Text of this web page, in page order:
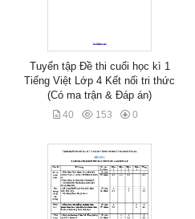
Tuyển tập Đề thi cuối học kì 1
Tiếng Việt Lớp 4 Kết nối tri thức
(Có ma trận & Đáp án)
40 153 0